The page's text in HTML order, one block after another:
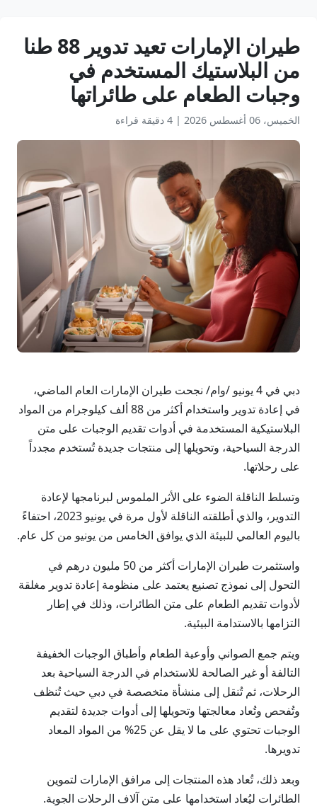
طيران الإمارات تعيد تدوير 88 طنا
من البلاستيك المستخدم في
وجبات الطعام على طائراتها
الخميس، 06 أغسطس 2026 | 4 دقيقة قراءة
دبي في 4 يونيو /وام/ نجحت طيران الإمارات العام الماضي،
في إعادة تدوير واستخدام أكثر من 88 ألف كيلوجرام من المواد
البلاستيكية المستخدمة في أدوات تقديم الوجبات على متن
الدرجة السياحية، وتحويلها إلى منتجات جديدة تُستخدم مجدداً
على رحلاتها.
وتسلط الناقلة الضوء على الأثر الملموس لبرنامجها لإعادة
التدوير، والذي أطلقته الناقلة لأول مرة في يونيو 2023، احتفاءً
باليوم العالمي للبيئة الذي يوافق الخامس من يونيو من كل عام.
واستثمرت طيران الإمارات أكثر من 50 مليون درهم في
التحول إلى نموذج تصنيع يعتمد على منظومة إعادة تدوير مغلقة
لأدوات تقديم الطعام على متن الطائرات، وذلك في إطار
التزامها بالاستدامة البيئية.
ويتم جمع الصواني وأوعية الطعام وأطباق الوجبات الخفيفة
التالفة أو غير الصالحة للاستخدام في الدرجة السياحية بعد
الرحلات، ثم تُنقل إلى منشأة متخصصة في دبي حيث تُنظف
وتُفحص وتُعاد معالجتها وتحويلها إلى أدوات جديدة لتقديم
الوجبات تحتوي على ما لا يقل عن 25% من المواد المعاد
تدويرها.
وبعد ذلك، تُعاد هذه المنتجات إلى مرافق الإمارات لتموين
الطائرات ليُعاد استخدامها على متن آلاف الرحلات الجوية.